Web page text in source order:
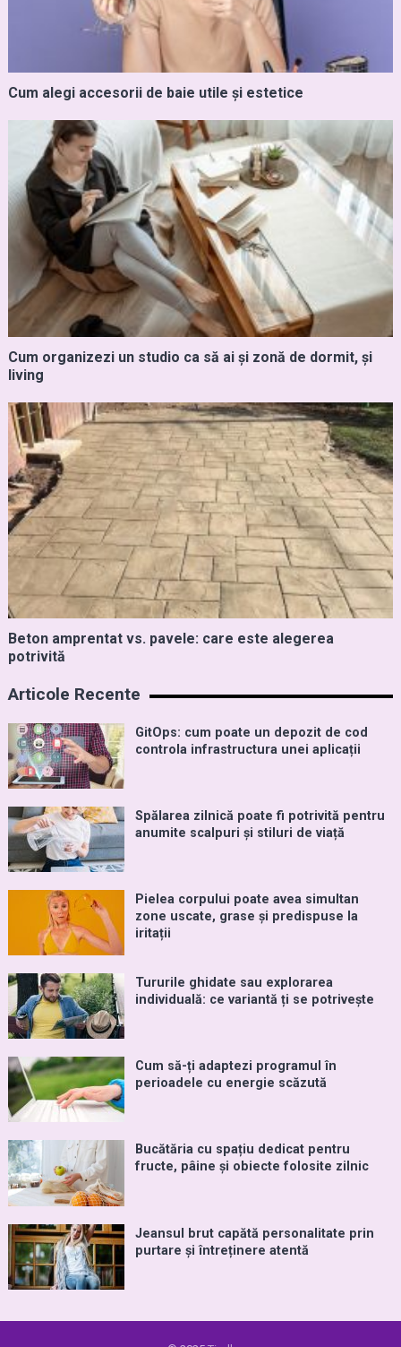
Cum alegi accesorii de baie utile și estetice
Cum organizezi un studio ca să ai și zonă de dormit, și
living
Beton amprentat vs. pavele: care este alegerea
potrivită
Articole Recente
GitOps: cum poate un depozit de cod
controla infrastructura unei aplicații
Spălarea zilnică poate fi potrivită pentru
anumite scalpuri și stiluri de viață
Pielea corpului poate avea simultan
zone uscate, grase și predispuse la
iritații
Tururile ghidate sau explorarea
individuală: ce variantă ți se potrivește
Cum să-ți adaptezi programul în
perioadele cu energie scăzută
Bucătăria cu spațiu dedicat pentru
fructe, pâine și obiecte folosite zilnic
Jeansul brut capătă personalitate prin
purtare și întreținere atentă